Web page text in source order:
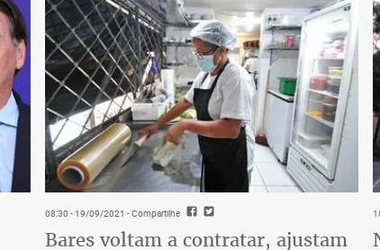
08:30 - 19/09/2021 - Compartilhe
Bares voltam a contratar, ajustam